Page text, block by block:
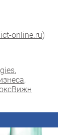
online.ru)
,
,